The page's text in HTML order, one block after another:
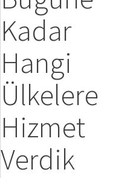
Kadar
Hangi
Ülkelere
Hizmet
Verdik